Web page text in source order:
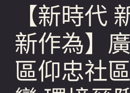
【新時代
新作為】
區仰忠社